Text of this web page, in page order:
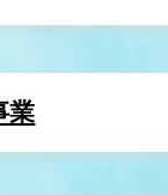
業